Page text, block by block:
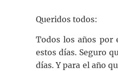
Queridos todos:
Todos los años por
estos días. Seguro
días. Y para el año